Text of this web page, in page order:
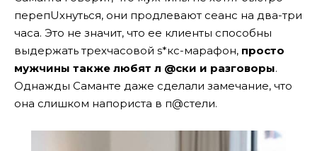
перепUхнуться, они продлевают сеанс на два-три
часа. Это не значит, что ее клиенты способны
выдержать трехчасовой s*кс-марафон, просто
мужчины также любят л @ски и разговоры.
Однажды Саманте даже сделали замечание, что
она слишком напориста в п@стели.